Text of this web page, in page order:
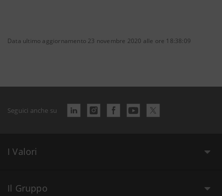
Data ultimo aggiornamento 23 novembre 2020 alle ore 18:38:09
Seguici anche su
I Valori
Il Gruppo